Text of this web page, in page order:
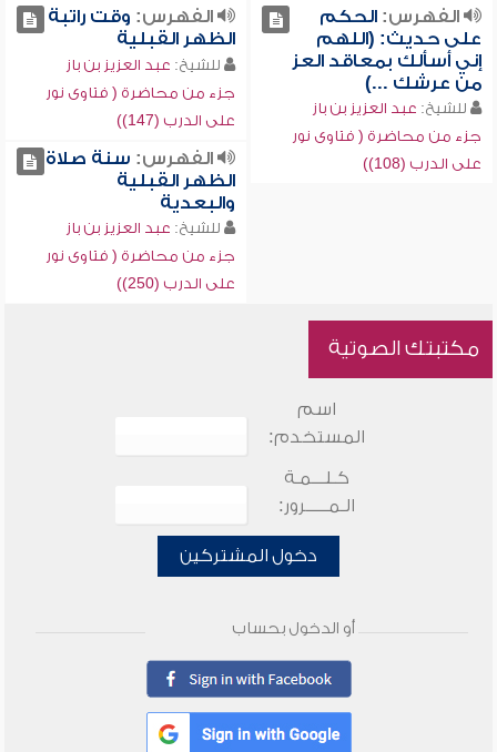
الفهرس:الحكم
على حديث: (اللهم
إني أسألك بمعاقد العز
من عرشك ...)
للشيخ: عبد العزيز بن باز
جزء من محاضرة ( فتاوى نور
على الدرب (108))
الفهرس: وقت راتبة
الظهر القبلية
للشيخ: عبد العزيز بن باز
جزء من محاضرة ( فتاوى نور
على الدرب (147))
الفهرس: سنة صلاة
الظهر القبلية
والبعدية
للشيخ: عبد العزيز بن باز
جزء من محاضرة ( فتاوى نور
على الدرب (250))
مكتبتك الصوتية
اسم
المستخدم:
كـلـــمـة
الـمـــــرور:
دخول المشتركين
أو الدخول بحساب